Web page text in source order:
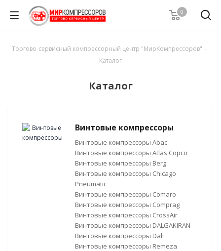
0
Торгово-сервисный компрессорный центр "МирКомпрессоров" -
Каталог
Каталог
Винтовые компрессоры
Винтовые компрессоры Abac
Винтовые компрессоры Atlas Copco
Винтовые компрессоры Berg
Винтовые компрессоры Chicago
Pneumatic
Винтовые компрессоры Comaro
Винтовые компрессоры Comprag
Винтовые компрессоры CrossAir
Винтовые компрессоры DALGAKIRAN
Винтовые компрессоры Dali
Винтовые компрессоры Remeza